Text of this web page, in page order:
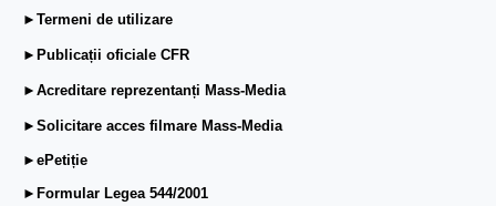
►Termeni de utilizare
►Publicații oficiale CFR
►Acreditare reprezentanți Mass-Media
►Solicitare acces filmare Mass-Media
►ePetiție
►Formular Legea 544/2001